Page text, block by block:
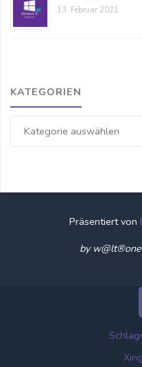
13. Februar 2021
KATEGORIEN
Präsentiert von
by